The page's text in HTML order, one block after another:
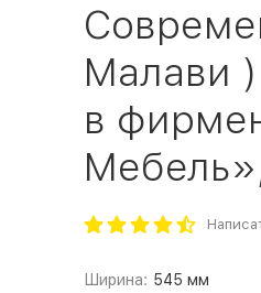
Малави
в
Ширина: 545 мм